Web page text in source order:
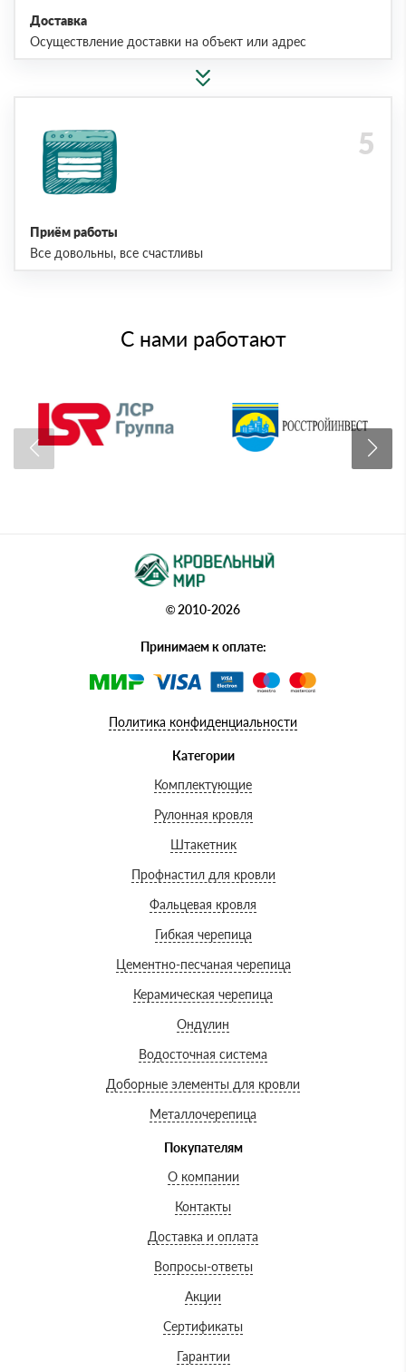
Доставка
Осуществление доставки на объект или адрес
Приём работы
Все довольны, все счастливы
С нами работают
© 2010-2026
Принимаем к оплате:
Политика конфиденциальности
Категории
Комплектующие
Рулонная кровля
Штакетник
Профнастил для кровли
Фальцевая кровля
Гибкая черепица
Цементно-песчаная черепица
Керамическая черепица
Ондулин
Водосточная система
Доборные элементы для кровли
Металлочерепица
Покупателям
О компании
Контакты
Доставка и оплата
Вопросы-ответы
Акции
Сертификаты
Гарантии